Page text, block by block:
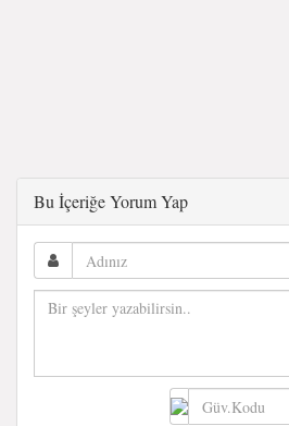
Bu İçeriğe Yorum Yap